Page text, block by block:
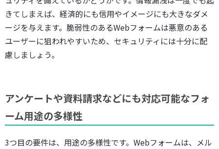
きてしまえば、経済的にも信用やイメージにも大きなダメ
ージを与えます。脆弱性のあるWebフォームは悪意のある
ユーザーに狙われやすいため、セキュリティには十分に配
慮しましょう。
アンケートや資料請求などにも対応可能なフォ
ーム用途の多様性
3つ目の要件は、用途の多様性です。Webフォームは、メル